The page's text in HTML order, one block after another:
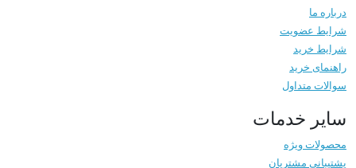
درباره ما
شرایط عضویت
شرایط خرید
راهنمای خرید
سوالات متداول
سایر خدمات
محصولات ویژه
پشتیبانی مشتریان